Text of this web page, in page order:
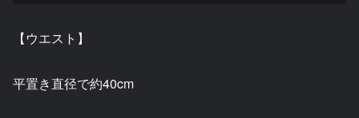
【ウエスト】
平置き直径で約40cm